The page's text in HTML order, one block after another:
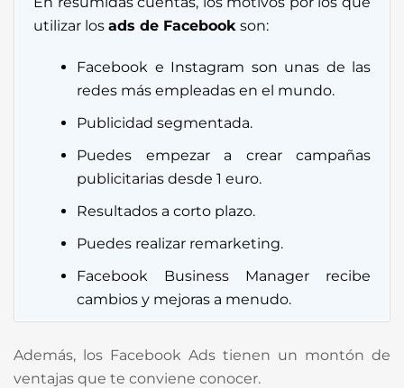
utilizar los ads de Facebook son:
Facebook e Instagram son unas de las
redes más empleadas en el mundo.
Publicidad segmentada.
Puedes empezar a crear campañas
publicitarias desde 1 euro.
Resultados a corto plazo.
Puedes realizar remarketing.
Facebook Business Manager recibe
cambios y mejoras a menudo.
Además, los Facebook Ads tienen un montón de
ventajas que te conviene conocer.